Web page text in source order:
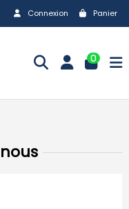
Connexion Panier
0